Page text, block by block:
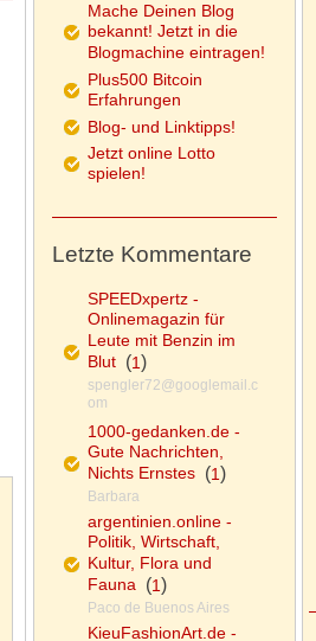
Mache Deinen Blog
bekannt! Jetzt in die
Blogmachine eintragen!
Plus500 Bitcoin
Erfahrungen
Blog- und Linktipps!
Jetzt online Lotto
spielen!
Letzte Kommentare
SPEEDxpertz -
Onlinemagazin für
Leute mit Benzin im
Blut(1)
spengler72@googlemail.c
om
1000-gedanken.de -
Gute Nachrichten,
Nichts Ernstes(1)
Barbara
argentinien.online -
Politik, Wirtschaft,
Kultur, Flora und
Fauna(1)
Paco de Buenos Aires
KieuFashionArt.de -